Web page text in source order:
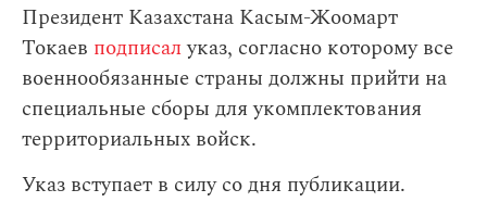
Президент Казахстана Касым-Жоомарт
Токаев подписалуказ, согласно которому все
военнообязанные страны должны прийти на
специальные сборы для укомплектования
территориальных войск.
Указ вступает в силу со дня публикации.